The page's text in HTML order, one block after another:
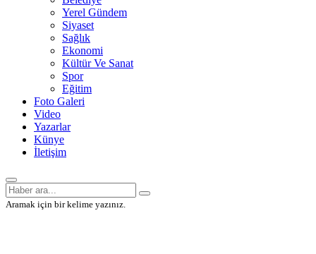
Yerel Gündem
Siyaset
Sağlık
Ekonomi
Kültür Ve Sanat
Spor
Eğitim
Foto Galeri
Video
Yazarlar
Künye
İletişim
Aramak için bir kelime yazınız.